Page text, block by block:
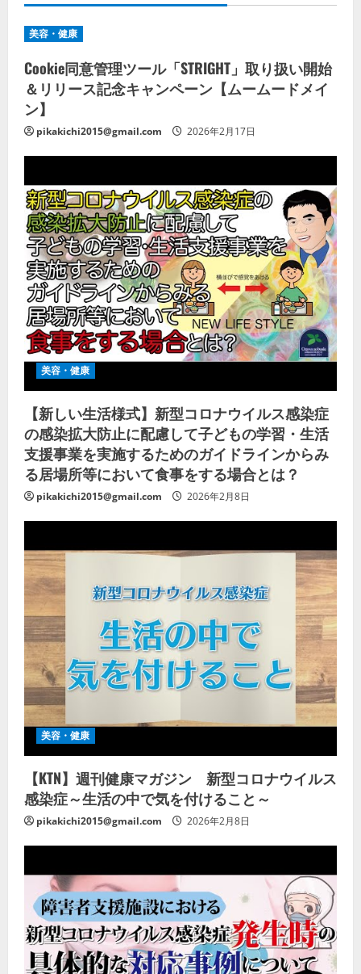
美容・健康
Cookie同意管理ツール「STRIGHT」取り扱い開始
＆リリース記念キャンペーン【ムームードメイ
ン】
pikakichi2015@gmail.com 2026年2月17日
美容・健康
【新しい生活様式】新型コロナウイルス感染症
の感染拡大防止に配慮して子どもの学習・生活
支援事業を実施するためのガイドラインからみ
る居場所等において食事をする場合とは？
pikakichi2015@gmail.com 2026年2月8日
美容・健康
【KTN】週刊健康マガジン 新型コロナウイルス
感染症～生活の中で気を付けること～
pikakichi2015@gmail.com 2026年2月8日